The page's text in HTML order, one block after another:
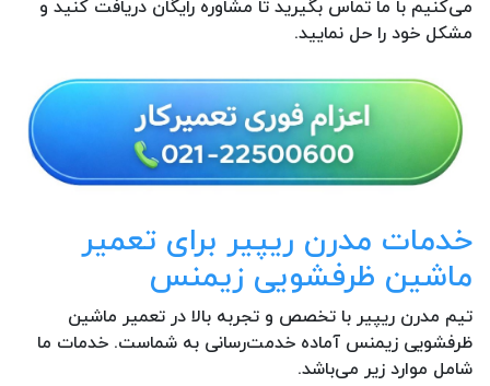
می‌کنیم با ما تماس بگیرید تا مشاوره رایگان دریافت کنید و
مشکل خود را حل نمایید.
خدمات مدرن ریپیر برای تعمیر
ماشین ظرفشویی زیمنس
تیم مدرن ریپیر با تخصص و تجربه بالا در تعمیر ماشین
ظرفشویی زیمنس آماده خدمت‌رسانی به شماست. خدمات ما
شامل موارد زیر می‌باشد.